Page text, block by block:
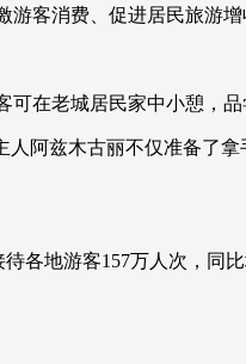
客消费、促进居民旅游增
在老城居民家中小憩，品
阿兹木古丽不仅准备了拿
地游客157万人次，同比